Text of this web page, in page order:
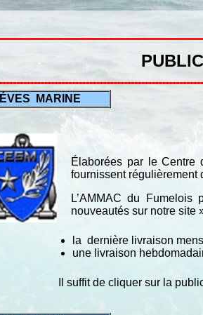
MARINE
Élaborées par le Centre
fournissent régulièrement
L’AMMAC du
nouveautés sur notre site
la dernière livraison
une livraison
Il suffit de cliquer sur la